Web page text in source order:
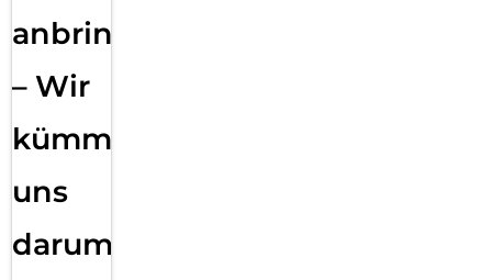
anbringen
– Wir
kümmern
uns
darum!